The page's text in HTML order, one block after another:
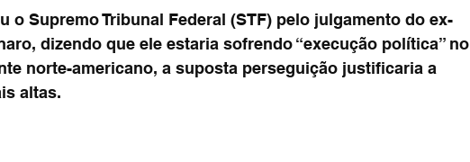
o Supremo Tribunal Federal (STF) pelo julgamento do ex-
dizendo que ele estaria sofrendo “execução política” no
norte-americano, a suposta perseguição justificaria a
altas.